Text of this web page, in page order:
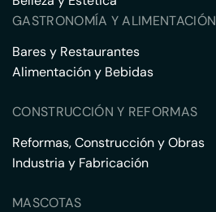
GASTRONOMÍA Y ALIMENTACIÓN
Bares y Restaurantes
Alimentación y Bebidas
CONSTRUCCIÓN Y REFORMAS
Reformas, Construcción y Obras
Industria y Fabricación
MASCOTAS